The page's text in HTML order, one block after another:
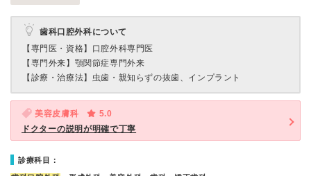
歯科口腔外科について
【専門医・資格】 口腔外科専門医
【専門外来】 顎関節症専門外来
【診療・治療法】 虫歯・親知らずの抜歯、インプラント
美容皮膚科
5.0
ドクターの説明が明確で丁寧
診療科目：